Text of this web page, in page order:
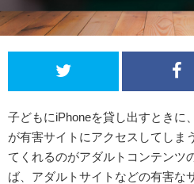
子どもにiPhoneを貸し出すときに
が有害サイトにアクセスしてしま
てくれるのがアダルトコンテンツ
ば、アダルトサイトなどの有害な